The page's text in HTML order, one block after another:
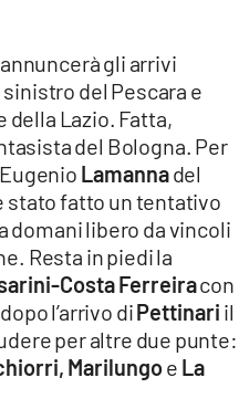
annuncerà gli arrivi
sinistro del Pescara e
della Lazio. Fatta,
del Bologna. Per
Lamannadel
stato fatto un tentativo
domani libero da vincoli
Resta in piedi la
Costa Ferreiracon
l’arrivo diPettinari il
per altre due punte:
Marilungoe La